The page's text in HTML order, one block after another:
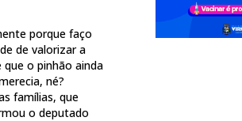
porque faço
de valorizar a
o pinhão ainda
né?
famílias, que
o deputado